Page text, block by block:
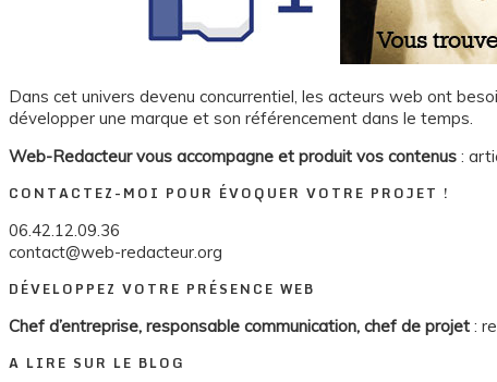
Dans cet univers devenu concurrentiel, les acteurs web ont
développer une marque et son référencement dans le temps.
Web-Redacteur vous accompagne et produit vos contenus :
CONTACTEZ-MOI POUR ÉVOQUER VOTRE PROJET !
06.42.12.09.36
contact@web-redacteur.org
DÉVELOPPEZ VOTRE PRÉSENCE WEB
Chef d’entreprise, responsable communication, chef de projet :
A LIRE SUR LE BLOG